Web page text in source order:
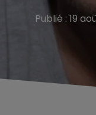
Publié : 19